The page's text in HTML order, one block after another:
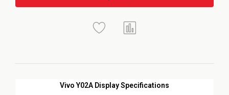
Vivo Y02A Display Specifications